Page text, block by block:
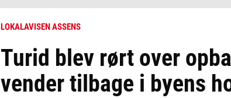
LOKALAVISEN ASSENS
Turid blev rørt over
vender tilbage i byens